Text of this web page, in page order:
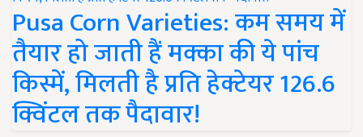
Pusa Corn Varieties: कम समय में
तैयार हो जाती हैं मक्का की ये पांच
किस्में, मिलती है प्रति हेक्टेयर 126.6
क्विंटल तक पैदावार!